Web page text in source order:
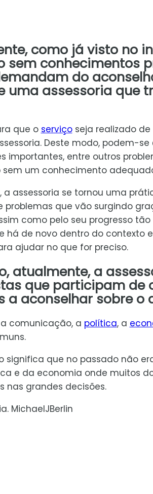
como já visto no
sem conhecimentos
do
uma assessoria que
que o serviçoseja realizado
Deste modo, podem-
importantes, entre outros
sem um conhecimento
a assessoria se tornou uma
problemas que vão surgindo
como pelo seu progresso
há de novo dentro do contexto
ajudar no que for preciso.
atualmente, a
que participam de
a aconselhar sobre o
comunicação, a política, a
significa que no passado não
e da economia onde muitos
nas grandes decisões.
MichaelJBerlin